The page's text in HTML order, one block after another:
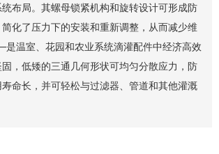
布局。其螺母锁紧机构和旋转设计可形成防
化了压力下的安装和重新调整，从而减少维
是温室、花园和农业系统滴灌配件中经济高效
，低矮的三通几何形状可均匀分散应力，防
命长，并可轻松与过滤器、管道和其他灌溉